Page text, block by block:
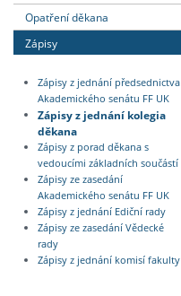
Opatření děkana
Zápisy
Zápisy z jednání předsednictva
Akademického senátu FF UK
Zápisy z jednání kolegia
děkana
Zápisy z porad děkana s
vedoucími základních součástí
Zápisy ze zasedání
Akademického senátu FF UK
Zápisy z jednání Ediční rady
Zápisy ze zasedání Vědecké
rady
Zápisy z jednání komisí fakulty